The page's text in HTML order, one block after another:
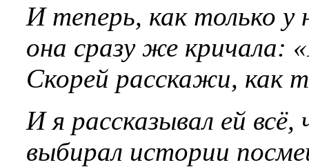
И теперь, как только у
она сразу же кричала:
Скорей расскажи, как
И я рассказывал ей
выбирал истории